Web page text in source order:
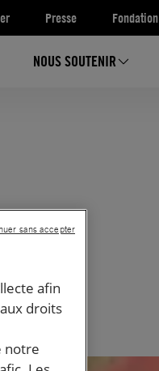
Presse Fondation
NOUS SOUTENIR
afin
droits
notre
sans accepter